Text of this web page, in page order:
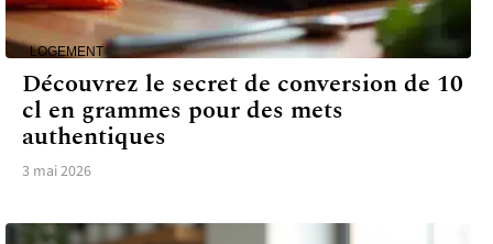
LOGEMENT
Découvrez le secret de conversion de 10
cl en grammes pour des mets
authentiques
3 mai 2026